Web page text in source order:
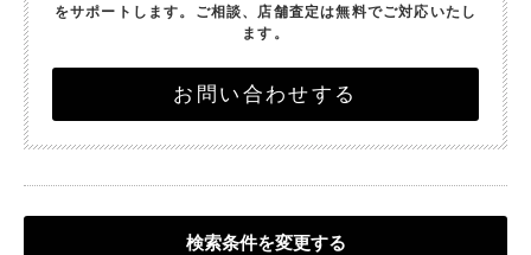
をサポートします。 ご相談、店舗査定は無料でご対応いたし
ます。
お問い合わせする
検索条件を変更する